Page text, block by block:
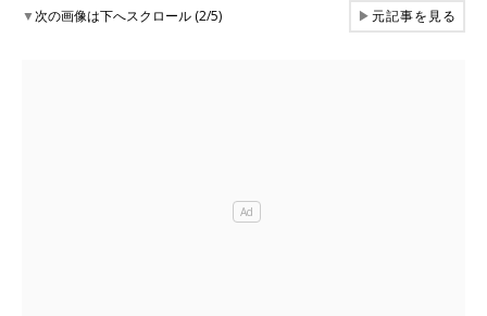
▼次の画像は下へスクロール (2/5) ▶元記事を見る